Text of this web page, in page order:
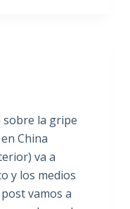
sobre la gripe
China
va a
y los medios
vamos a